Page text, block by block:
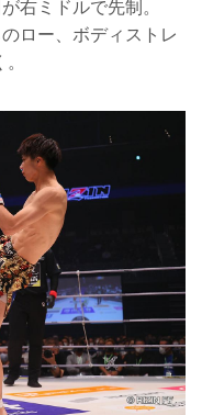
右ミドルで先制。
ロー、ボディストレ